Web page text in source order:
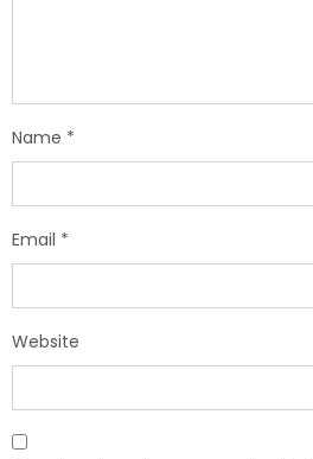
Name *
Email *
Website